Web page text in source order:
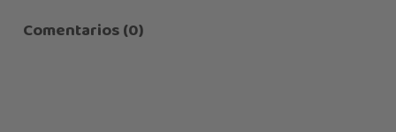
Comentarios (0)